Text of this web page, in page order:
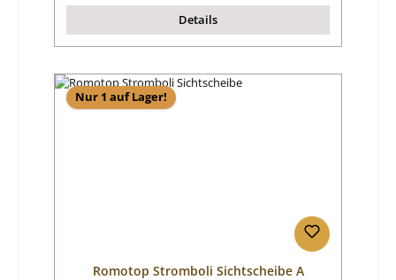
Details
Nur 1 auf Lager!
Romotop Stromboli Sichtscheibe A